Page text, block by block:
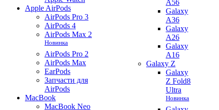
Apple AirPods
AirPods Pro 3
AirPods 4
AirPods Max 2
Новинка
AirPods Pro 2
AirPods Max
EarPods
Запчасти для
AirPods
MacBook
MacBook Neo
A56
Galaxy
A36
Galaxy
A26
Galaxy
A16
Galaxy Z
Galaxy
Z Fold8
Ultra
Новинка